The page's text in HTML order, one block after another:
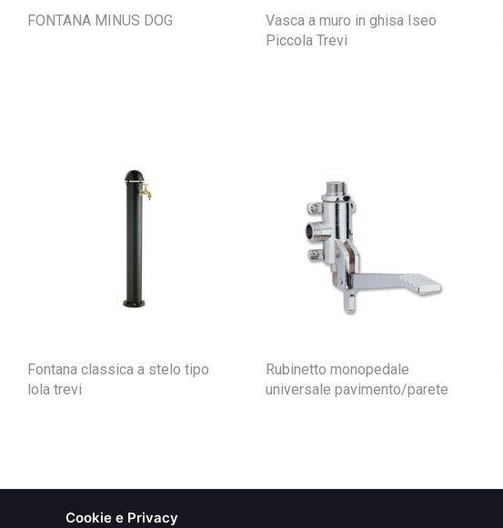
FONTANA MINUS DOG
Vasca a muro in ghisa Iseo
Piccola Trevi
Fontana classica a stelo tipo
lola trevi
Rubinetto monopedale
universale pavimento/parete
Cookie e Privacy